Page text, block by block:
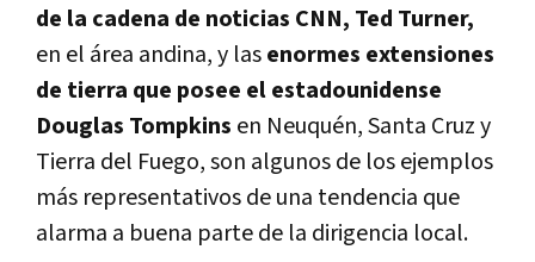
de la cadena de noticias CNN, Ted Turner,
en el área andina, y lasenormes extensiones
de tierra que posee el estadounidense
Douglas Tompkins en Neuquén, Santa Cruz y
Tierra del Fuego, son algunos de los ejemplos
más representativos de una tendencia que
alarma a buena parte de la dirigencia local.